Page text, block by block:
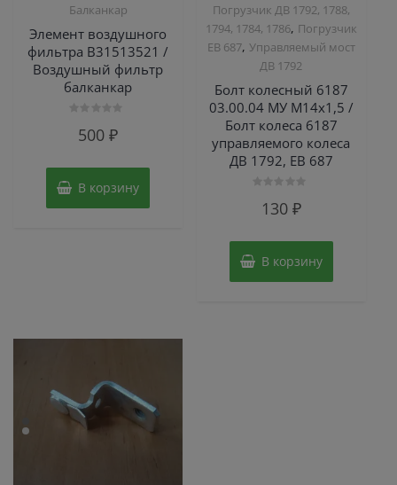
Балканкар
Элемент воздушного
фильтра В31513521 /
Воздушный фильтр
балканкар
500₽
В корзину
Погрузчик ДВ 1792, 1788,
1794, 1784, 1786, Погрузчик
ЕВ 687, Управляемый мост
ДВ 1792
Болт колесный 6187
03.00.04 МУ М14х1,5 /
Болт колеса 6187
управляемого колеса
ДВ 1792, ЕВ 687
130 ₽
В корзину